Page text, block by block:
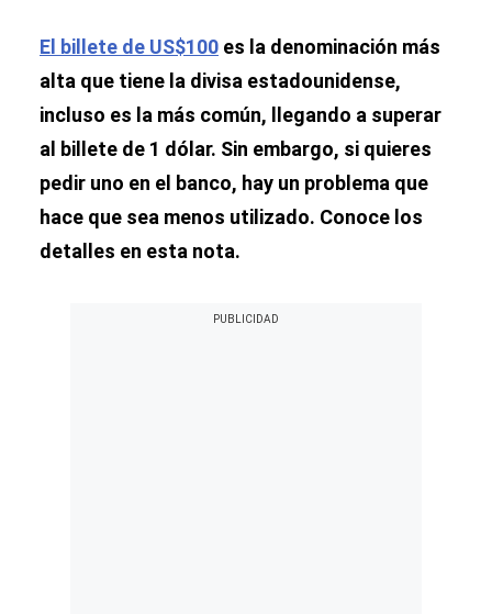
El billete de US$100 es la denominación más
alta que tiene la divisa estadounidense,
incluso es la más común, llegando a superar
al billete de 1 dólar. Sin embargo, si quieres
pedir uno en el banco, hay un problema que
hace que sea menos utilizado. Conoce los
detalles en esta nota.